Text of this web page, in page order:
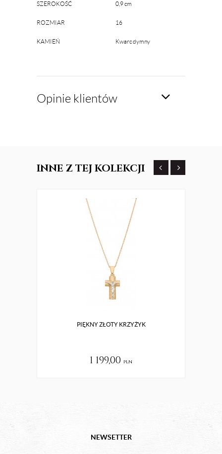
SZEROKOŚĆ 0,9 cm
ROZMIAR 16
KAMIEŃ Kwarc dymny
Opinie klientów
INNE Z TEJ KOLEKCJI
PIĘKNY ZŁOTY KRZYŻYK
1 199,00 pln
NEWSETTER